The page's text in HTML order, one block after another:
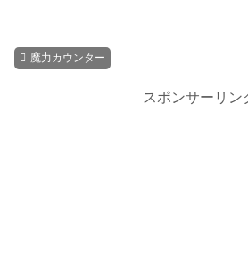
魔力カウンター
スポンサーリン